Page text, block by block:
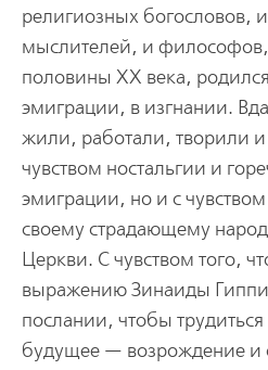
религиозных богословов,
мыслителей, и
половины XX века,
эмиграции, в изгнании.
жили, работали, творили
чувством ностальгии и
эмиграции, но и с
своему страдающему
Церкви. С чувством того,
выражению Зинаиды
послании, чтобы
будущее — возрождение и